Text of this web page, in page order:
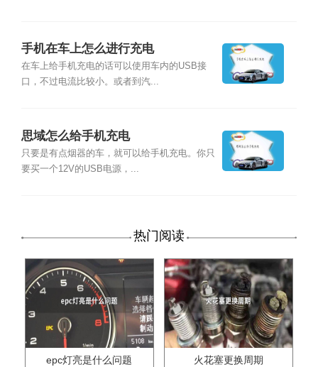
手机在车上怎么进行充电
在车上给手机充电的话可以使用车内的USB接
口，不过电流比较小。或者到汽...
思域怎么给手机充电
只要是有点烟器的车，就可以给手机充电。你只
要买一个12V的USB电源，...
热门阅读
epc灯亮是什么问题 火花塞更换周期